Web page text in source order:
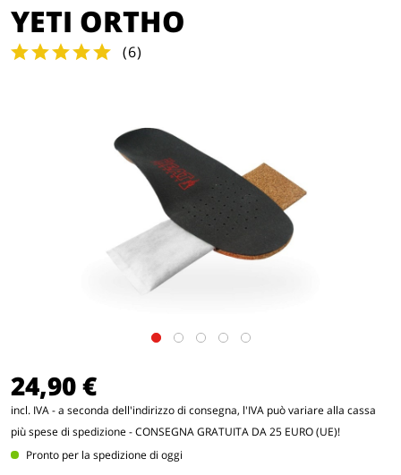
YETI ORTHO
(6)
24,90 €
incl. IVA - a seconda dell'indirizzo di consegna, l'IVA può variare alla cassa
più spese di spedizione- CONSEGNA GRATUITA DA 25 EURO (UE)!
Pronto per la spedizione di oggi